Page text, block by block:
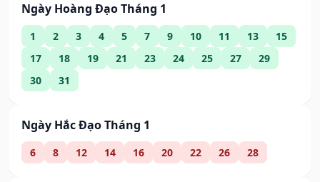
Ngày Hoàng Đạo Tháng 1
1 2 3 4 5 7 9 10 11 13
15
17
18 19 21 23 24 25 27
29
30
31
Ngày Hắc Đạo Tháng 1
6 8 12 14 16 20 22 26 28